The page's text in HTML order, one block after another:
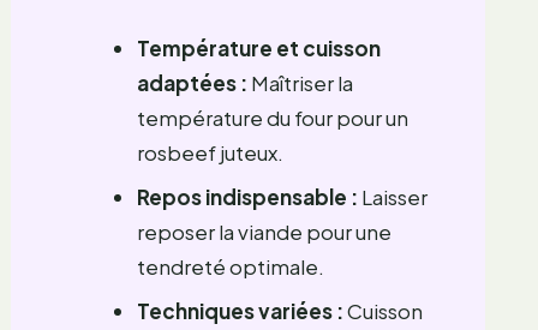
Température et cuisson
adaptées : Maîtriser la
température du four pour un
rosbeef juteux.
Repos indispensable : Laisser
reposer la viande pour une
tendreté optimale.
Techniques variées :Cuisson